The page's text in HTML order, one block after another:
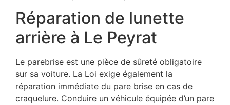
Réparation de lunette
arrière à Le Peyrat
Le parebrise est une pièce de sûreté obligatoire
sur sa voiture. La Loi exige également la
réparation immédiate du pare brise en cas de
craquelure. Conduire un véhicule équipée d’un pare